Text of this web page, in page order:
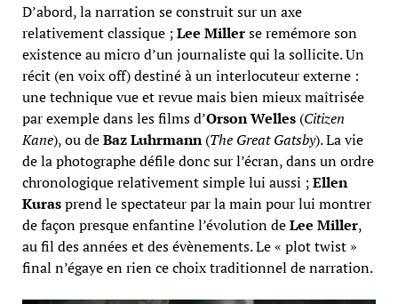
D’abord, la narration se construit sur un axe
relativement classique ;Lee Millerse remémore son
existence au micro d’un journaliste qui la sollicite. Un
récit (en voix off) destiné à un interlocuteur externe :
une technique vue et revue mais bien mieux maîtrisée
par exemple dans les films d’Orson Welles(Citizen
Kane), ou deBaz Luhrmann(The Great Gatsby). La vie
de la photographe défile donc sur l’écran, dans un ordre
chronologique relativement simple lui aussi ;Ellen
Kurasprend le spectateur par la main pour lui montrer
de façon presque enfantine l’évolution deLee Miller,
au fil des années et des évènements. Le « plot twist »
final n’égaye en rien ce choix traditionnel de narration.